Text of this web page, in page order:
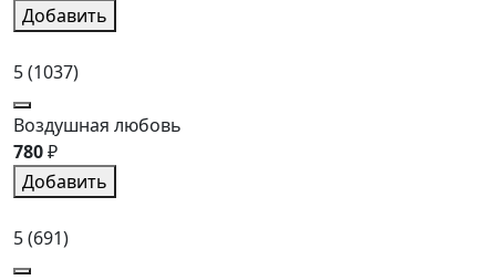
Добавить
5(1037)
Воздушная любовь
780₽
Добавить
5(691)